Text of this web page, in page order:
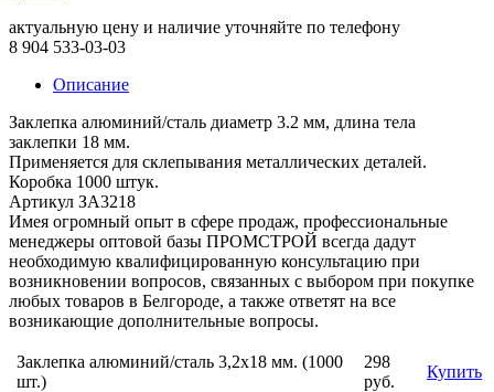
актуальную цену и наличие уточняйте по телефону
8 904 533-03-03
Описание
Заклепка алюминий/сталь диаметр 3.2 мм, длина тела
заклепки 18 мм.
Применяется для склепывания металлических деталей.
Коробка 1000 штук.
Артикул ЗА3218
Имея огромный опыт в сфере продаж, профессиональные
менеджеры оптовой базы ПРОМСТРОЙ всегда дадут
необходимую квалифицированную консультацию при
возникновении вопросов, связанных с выбором при покупке
любых товаров в Белгороде, а также ответят на все
возникающие дополнительные вопросы.
Заклепка алюминий/сталь 3,2х18 мм. (1000
шт.)
298
руб.
Купить